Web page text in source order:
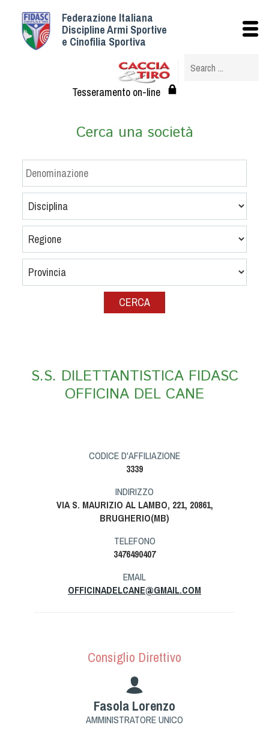
Federazione Italiana
Discipline Armi Sportive
e Cinofilia Sportiva
Tesseramento on-line
Cerca una società
S.S. DILETTANTISTICA FIDASC
OFFICINA DEL CANE
CODICE D'AFFILIAZIONE
3339
INDIRIZZO
VIA S. MAURIZIO AL LAMBO, 221, 20861,
BRUGHERIO(MB)
TELEFONO
3476490407
EMAIL
OFFICINADELCANE@GMAIL.COM
Consiglio Direttivo
Fasola Lorenzo
AMMINISTRATORE UNICO
Istituzionale
Struttura
Albo Veterinari federali
Tesseramento e Affiliazioni
Circolari
Convenzioni
Tesserati
Referenti e gruppi di lavoro regionali
Scuole Federali
Calendario Manifestazioni
Organi di Giustizia - Dispositivi
Guida Locandine Ufficiali
English e Training Sporting
Tiro a Palla
Tiro con l'arco da caccia
Softair
Cinofilia Sportiva